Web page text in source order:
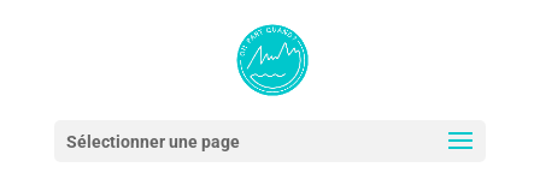
Sélectionner une page